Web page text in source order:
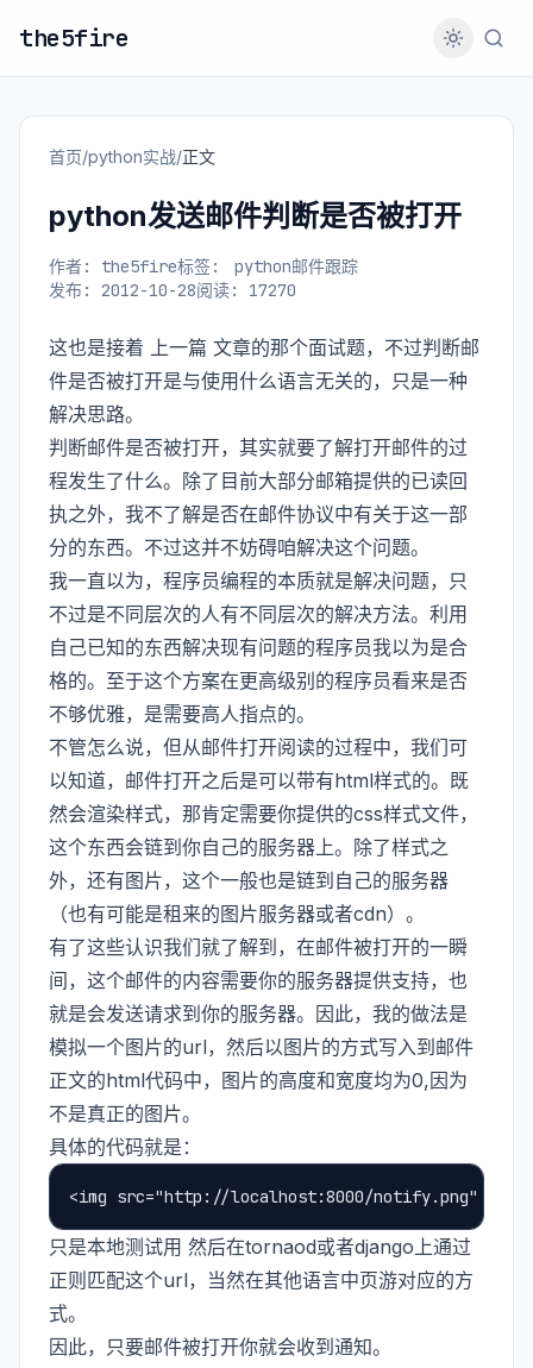
the5fire
首页/python实战/正文
python发送邮件判断是否被打开
作者: the5fire标签:
python邮件跟踪
发布: 2012-10-28阅读: 17270
这也是接着 上一篇 文章的那个面试题，不过判断邮
件是否被打开是与使用什么语言无关的，只是一种
解决思路。
判断邮件是否被打开，其实就要了解打开邮件的过
程发生了什么。除了目前大部分邮箱提供的已读回
执之外，我不了解是否在邮件协议中有关于这一部
分的东西。不过这并不妨碍咱解决这个问题。
我一直以为，程序员编程的本质就是解决问题，只
不过是不同层次的人有不同层次的解决方法。利用
自己已知的东西解决现有问题的程序员我以为是合
格的。至于这个方案在更高级别的程序员看来是否
不够优雅，是需要高人指点的。
不管怎么说，但从邮件打开阅读的过程中，我们可
以知道，邮件打开之后是可以带有html样式的。既
然会渲染样式，那肯定需要你提供的css样式文件，
这个东西会链到你自己的服务器上。除了样式之
外，还有图片，这个一般也是链到自己的服务器
（也有可能是租来的图片服务器或者cdn）。
有了这些认识我们就了解到，在邮件被打开的一瞬
间，这个邮件的内容需要你的服务器提供支持，也
就是会发送请求到你的服务器。因此，我的做法是
模拟一个图片的url，然后以图片的方式写入到邮件
正文的html代码中，图片的高度和宽度均为0,因为
不是真正的图片。
具体的代码就是：
只是本地测试用 然后在tornaod或者django上通过
正则匹配这个url，当然在其他语言中页游对应的方
式。
因此，只要邮件被打开你就会收到通知。